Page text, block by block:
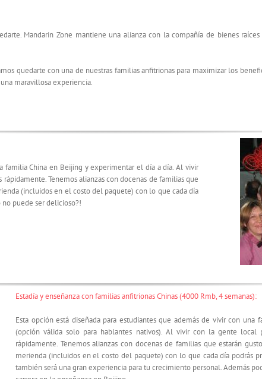
Mandarin Zone mantiene una alianza con la compañía de bienes
quedarte con una de nuestras familias anfitrionas para maximizar los
maravillosa experiencia.
familia China en Beijing y experimentar el día a día. Al vivir
Tenemos alianzas con docenas de familias que
(incluidos en el costo del paquete) con lo que cada día
no puede ser delicioso?!
Estadía y enseñanza con familias anfitrionas Chinas (4000 Rmb, 4 semanas):
Esta opción está diseñada para estudiantes que además de vivir con
(opción válida solo para hablantes nativos). Al vivir con la gente local
rápidamente. Tenemos alianzas con docenas de familias que estarán
merienda (incluidos en el costo del paquete) con lo que cada día podrás
también será una gran experiencia para tu crecimiento personal. Además